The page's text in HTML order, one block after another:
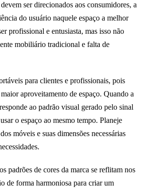
ser direcionados aos consumidores, a
do usuário naquele espaço a melhor
profissional e entusiasta, mas isso não
mobiliário tradicional e falta de
​​para clientes e profissionais, pois
aproveitamento de espaço. Quando a
ao padrão visual gerado pelo sinal
o espaço ao mesmo tempo. Planeje
móveis e suas dimensões necessárias
padrões de cores da marca se reflitam nos
de forma harmoniosa para criar um